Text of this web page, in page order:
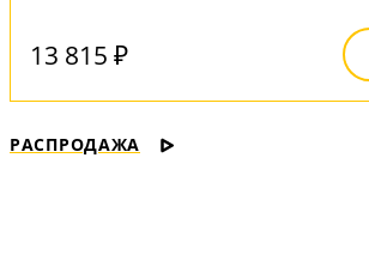
13 815 ₽
РАСПРОДАЖА